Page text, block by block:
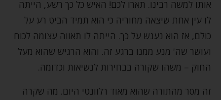
אותו למשה רבינו. תארו לכם! האיש כל כך רשע, הייתה
לו עין אחת שיצאה מחוריה כי הוא תמיד הביט רע על
כולם, אז הוא נענש על כך. הייתה לו תאווה עצומה לכוח
ועושר שה' מנע ממנו ברגע זה. והוא הרגיש שהוא מעל
החוק – משהו שקורה בבחירות לנשיאות וכדומה.
זה מסר מהתורה שהוא מאוד רלוונטי היום. מה שקרה